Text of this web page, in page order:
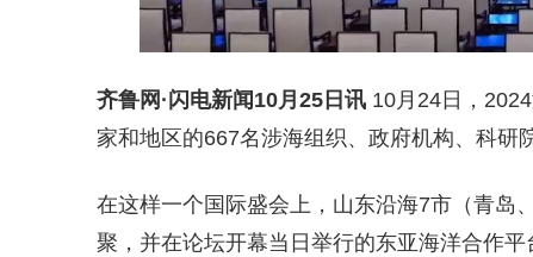
齐鲁网 ·闪电新闻10月25日讯10月24日，
家和地区的667名涉海组织、政府机构、科研
在这样一个国际盛会上， 山东沿海7市（青岛
聚，并在论坛开幕当日举行的东亚海洋合作平